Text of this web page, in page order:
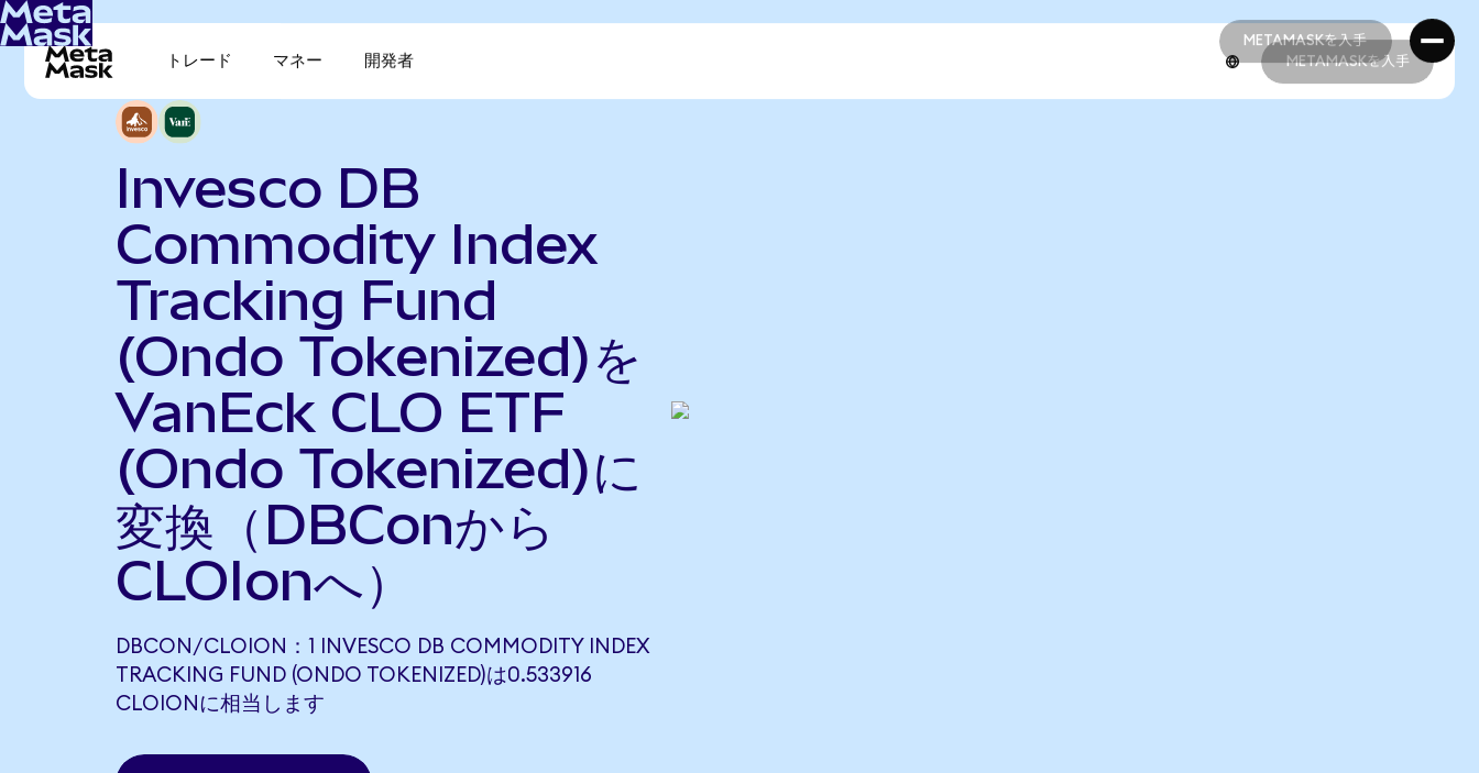
METAMASKを入手
METAMASKを入手
トレード マネー 開発者 METAMASKを入手
Invesco DB
Commodity Index
Tracking Fund
(Ondo Tokenized)を
VanEck CLO ETF
(Ondo Tokenized)に
変換（DBConから
CLOIonへ）
DBCON/CLOION：1 INVESCO DB COMMODITY INDEX
TRACKING FUND (ONDO TOKENIZED)は0.533916
CLOIONに相当します